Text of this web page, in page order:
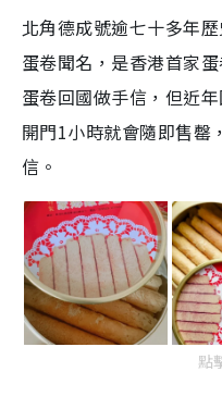
北角德成號逾七十多年
蛋卷聞名，是香港首家
蛋卷回國做手信，但近
開門1小時就會隨即售罄
信。
點